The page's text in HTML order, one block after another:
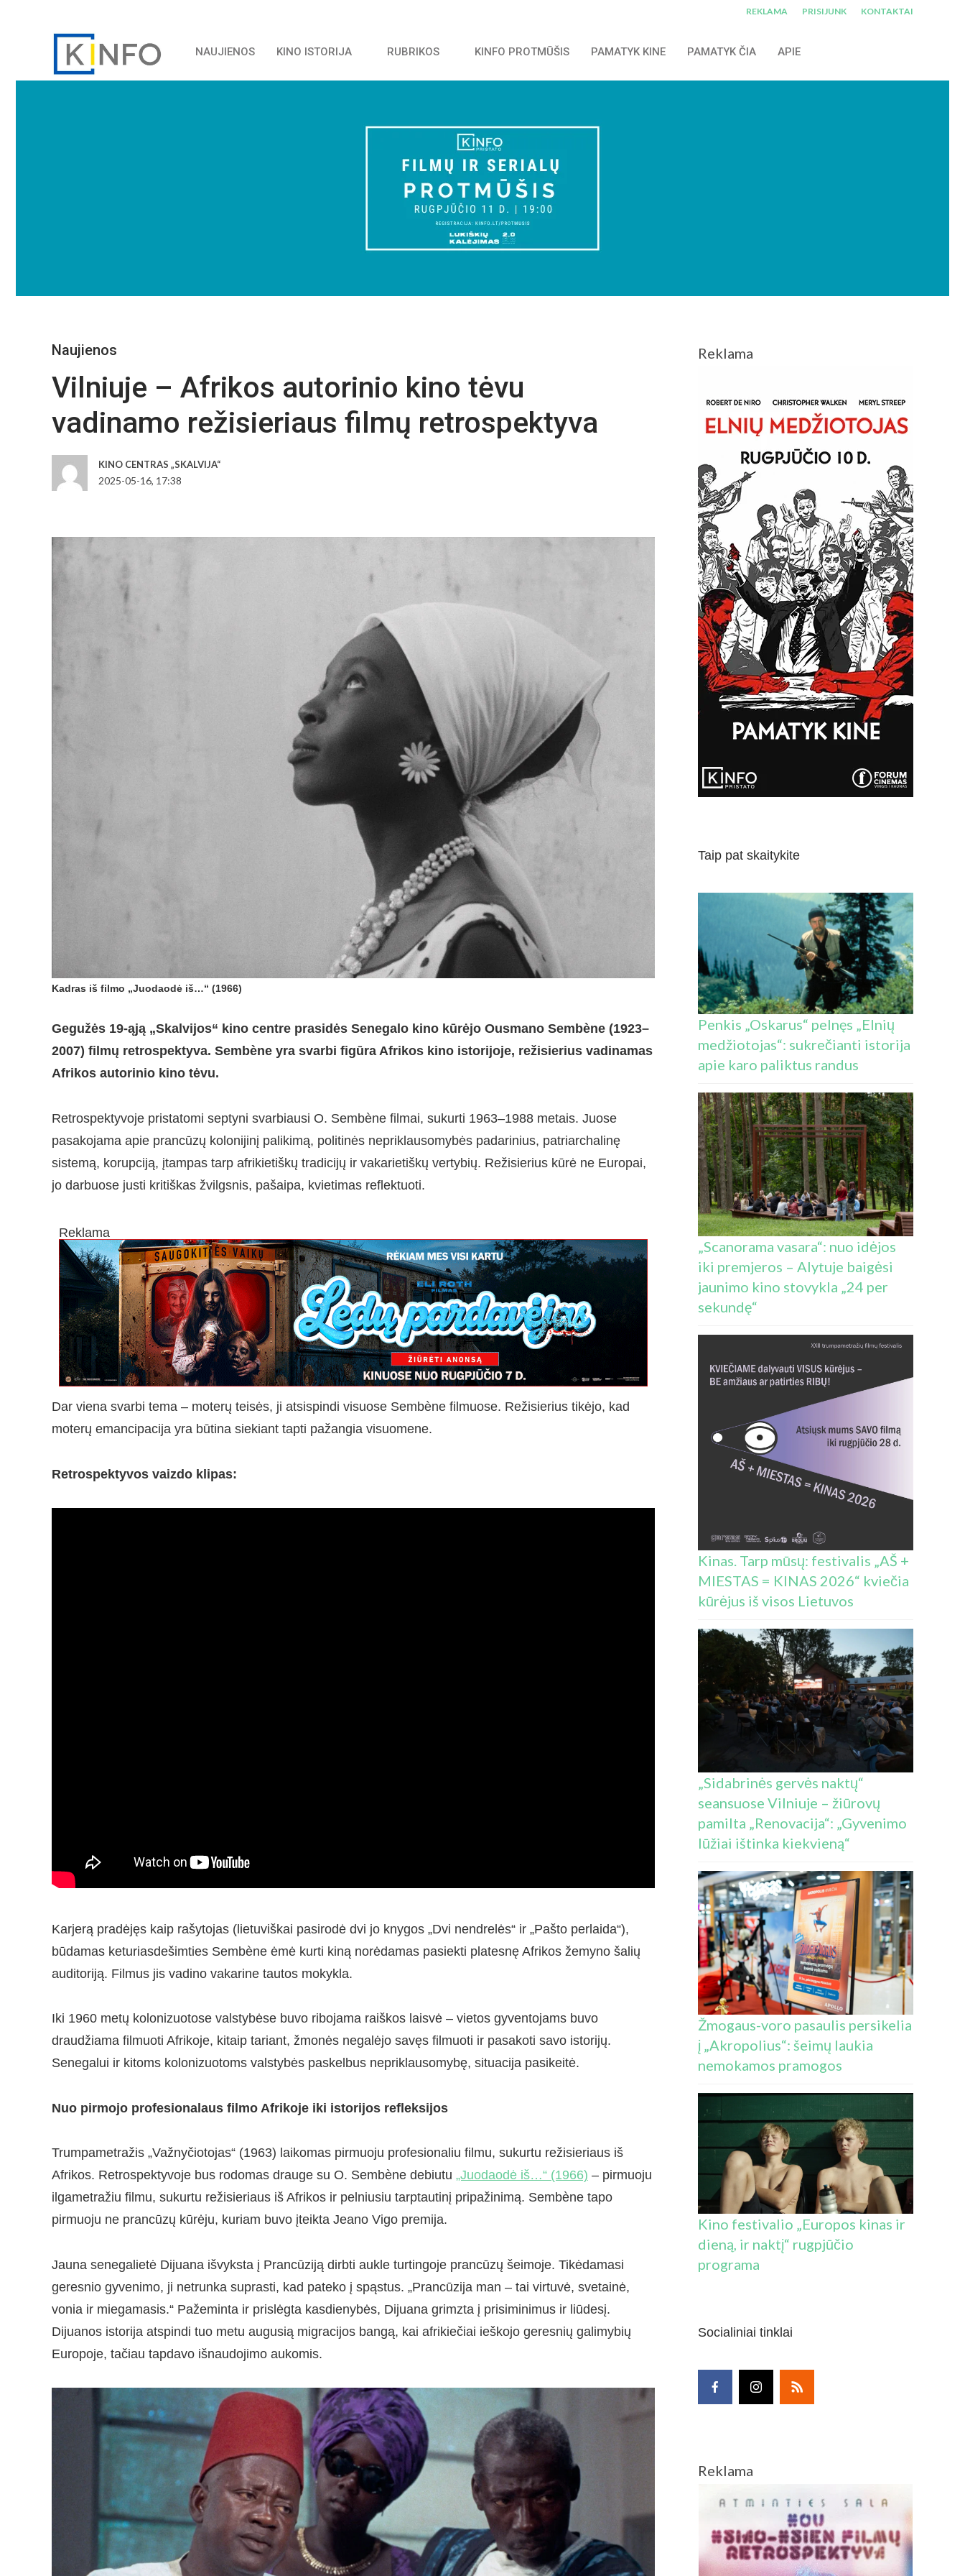
REKLAMA PRISIJUNK KONTAKTAI
NAUJIENOS KINO ISTORIJA RUBRIKOS KINFO PROTMŪŠIS PAMATYK KINE PAMATYK ČIA APIE
Naujienos
Vilniuje – Afrikos autorinio kino tėvu
vadinamo režisieriaus filmų retrospektyva
KINO CENTRAS „SKALVIJA“
2025-05-16, 17:38
Kadras iš filmo „Juodaodė iš…“ (1966)
Gegužės 19-ąją „Skalvijos“ kino centre prasidės Senegalo kino kūrėjo Ousmano Sembène (1923–
2007) filmų retrospektyva. Sembène yra svarbi figūra Afrikos kino istorijoje, režisierius vadinamas
Afrikos autorinio kino tėvu.
Retrospektyvoje pristatomi septyni svarbiausi O. Sembène filmai, sukurti 1963–1988 metais. Juose
pasakojama apie prancūzų kolonijinį palikimą, politinės nepriklausomybės padarinius, patriarchalinę
sistemą, korupciją, įtampas tarp afrikietiškų tradicijų ir vakarietiškų vertybių. Režisierius kūrė ne Europai,
jo darbuose justi kritiškas žvilgsnis, pašaipa, kvietimas reflektuoti.
Reklama
Dar viena svarbi tema – moterų teisės, ji atsispindi visuose Sembène filmuose. Režisierius tikėjo, kad
moterų emancipacija yra būtina siekiant tapti pažangia visuomene.
Retrospektyvos vaizdo klipas:
Karjerą pradėjęs kaip rašytojas (lietuviškai pasirodė dvi jo knygos „Dvi nendrelės“ ir „Pašto perlaida“),
būdamas keturiasdešimties Sembène ėmė kurti kiną norėdamas pasiekti platesnę Afrikos žemyno šalių
auditoriją. Filmus jis vadino vakarine tautos mokykla.
Iki 1960 metų kolonizuotose valstybėse buvo ribojama raiškos laisvė – vietos gyventojams buvo
draudžiama filmuoti Afrikoje, kitaip tariant, žmonės negalėjo savęs filmuoti ir pasakoti savo istorijų.
Senegalui ir kitoms kolonizuotoms valstybės paskelbus nepriklausomybę, situacija pasikeitė.
Nuo pirmojo profesionalaus filmo Afrikoje iki istorijos refleksijos
Trumpametražis „Važnyčiotojas“ (1963) laikomas pirmuoju profesionaliu filmu, sukurtu režisieriaus iš
Afrikos. Retrospektyvoje bus rodomas drauge su O. Sembène debiutu „Juodaodė iš…“ (1966) – pirmuoju
ilgametražiu filmu, sukurtu režisieriaus iš Afrikos ir pelniusiu tarptautinį pripažinimą. Sembène tapo
pirmuoju ne prancūzų kūrėju, kuriam buvo įteikta Jeano Vigo premija.
Jauna senegalietė Dijuana išvyksta į Prancūziją dirbti aukle turtingoje prancūzų šeimoje. Tikėdamasi
geresnio gyvenimo, ji netrunka suprasti, kad pateko į spąstus. „Prancūzija man – tai virtuvė, svetainė,
vonia ir miegamasis.“ Pažeminta ir prislėgta kasdienybės, Dijuana grimzta į prisiminimus ir liūdesį.
Dijuanos istorija atspindi tuo metu augusią migracijos bangą, kai afrikiečiai ieškojo geresnių galimybių
Europoje, tačiau tapdavo išnaudojimo aukomis.
Reklama
Taip pat skaitykite
Penkis „Oskarus“ pelnęs „Elnių
medžiotojas“: sukrečianti istorija
apie karo paliktus randus
„Scanorama vasara“: nuo idėjos
iki premjeros – Alytuje baigėsi
jaunimo kino stovykla „24 per
sekundę“
Kinas. Tarp mūsų: festivalis „AŠ +
MIESTAS = KINAS 2026“ kviečia
kūrėjus iš visos Lietuvos
„Sidabrinės gervės naktų“
seansuose Vilniuje – žiūrovų
pamilta „Renovacija“: „Gyvenimo
lūžiai ištinka kiekvieną“
Žmogaus-voro pasaulis persikelia
į „Akropolius“: šeimų laukia
nemokamos pramogos
Kino festivalio „Europos kinas ir
dieną, ir naktį“ rugpjūčio
programa
Socialiniai tinklai
Reklama